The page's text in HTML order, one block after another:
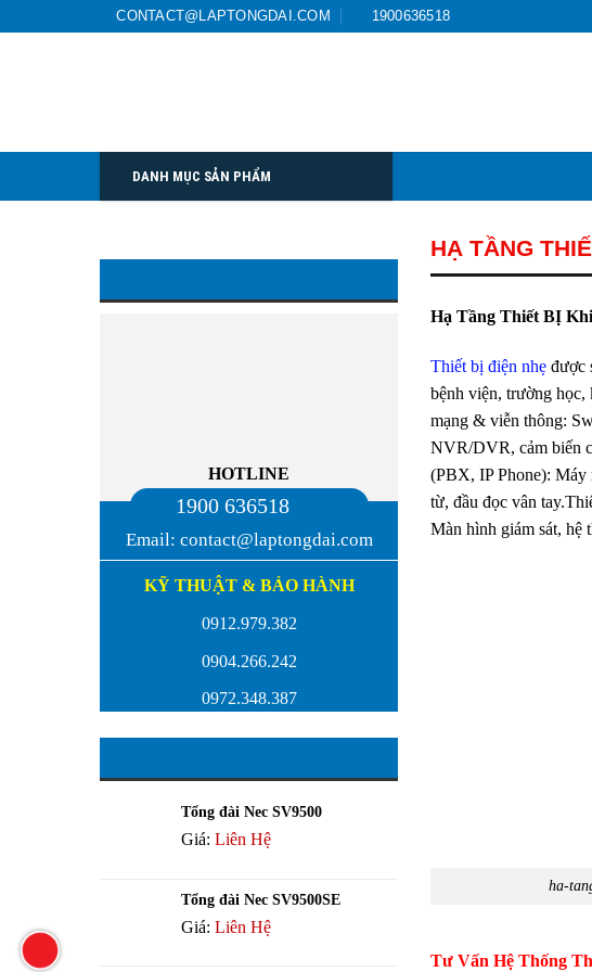
CONTACT@LAPTONGDAI.COM 1900636518
DANH MỤC SẢN PHẨM
HOTLINE
1900 636518
Email: contact@laptongdai.com
KỸ THUẬT & BẢO HÀNH
0912.979.382
0904.266.242
0972.348.387
Tổng đài Nec SV9500
Giá: Liên Hệ
Tổng đài Nec SV9500SE
Giá: Liên Hệ
HẠ TẦNG
Hạ Tầng Thiết BỊ
Thiết bị điện nhẹ được
bệnh viện, trường
mạng & viễn thông:
NVR/DVR, cảm biến
(PBX, IP Phone): Máy
từ, đầu đọc vân
Màn hình giám sát, hệ
ha-
Tư Vấn Hệ Thống